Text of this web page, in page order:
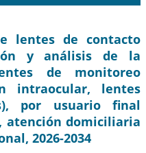
lentes de contacto
y análisis de la
de monitoreo
intraocular, lentes
por usuario final
atención domiciliaria
2026-2034